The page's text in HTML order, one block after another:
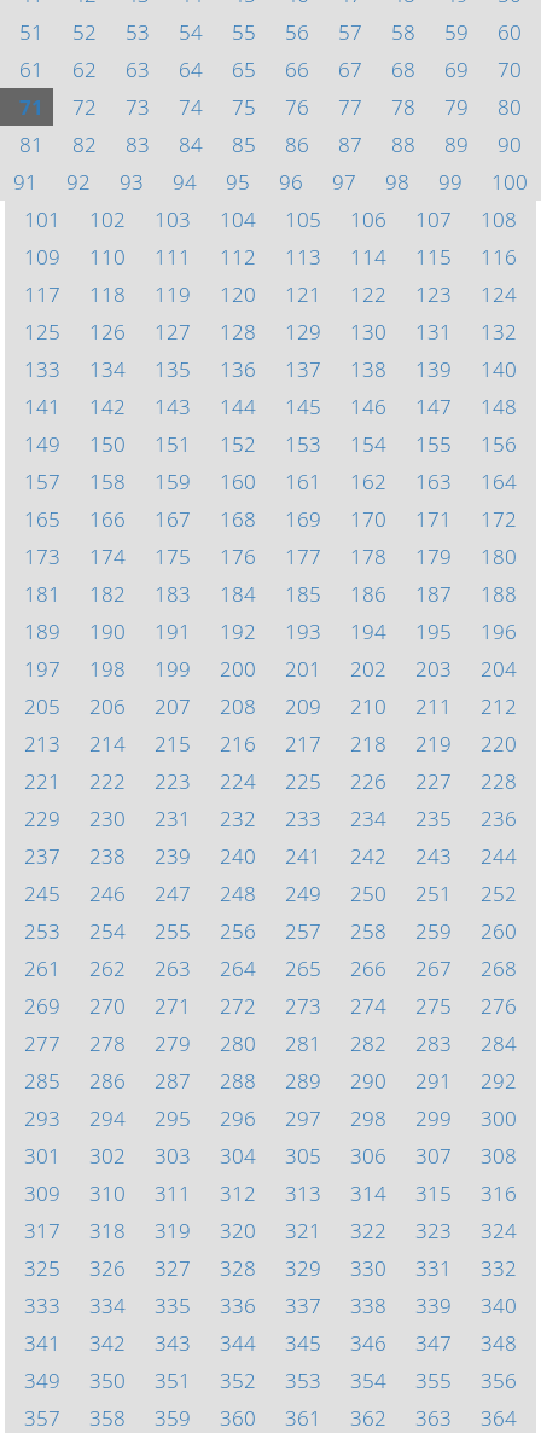
51
52 53 54 55 56 57 58 59
60
61
62 63 64 65 66 67 68 69
70
71
72 73 74 75 76 77 78 79
80
81
82 83 84 85 86 87 88 89
90
91
92 93 94 95 96 97 98 99
100
101
102 103 104 105 106 107
108
109
110 111 112 113 114 115
116
117
118 119 120 121 122 123
124
125
126 127 128 129 130 131
132
133
134 135 136 137 138 139
140
141
142 143 144 145 146 147
148
149
150 151 152 153 154 155
156
157
158 159 160 161 162 163
164
165
166 167 168 169 170 171
172
173
174 175 176 177 178 179
180
181
182 183 184 185 186 187
188
189
190 191 192 193 194 195
196
197
198 199 200 201 202 203
204
205
206 207 208 209 210 211
212
213
214 215 216 217 218 219
220
221
222 223 224 225 226 227
228
229
230 231 232 233 234 235
236
237
238 239 240 241 242 243
244
245
246 247 248 249 250 251
252
253
254 255 256 257 258 259
260
261
262 263 264 265 266 267
268
269
270 271 272 273 274 275
276
277
278 279 280 281 282 283
284
285
286 287 288 289 290 291
292
293
294 295 296 297 298 299
300
301
302 303 304 305 306 307
308
309
310 311 312 313 314 315
316
317
318 319 320 321 322 323
324
325
326 327 328 329 330 331
332
333
334 335 336 337 338 339
340
341
342 343 344 345 346 347
348
349
350 351 352 353 354 355
356
357
358 359 360 361 362 363 364